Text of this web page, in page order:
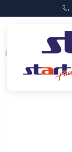
Home / Bold Bus